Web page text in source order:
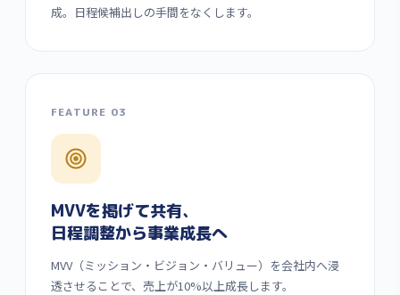
成。日程候補出しの手間をなくします。
FEATURE 03
MVVを掲げて共有、
日程調整から事業成長へ
MVV（ミッション・ビジョン・バリュー）を会社内へ浸
透させることで、売上が10%以上成長します。